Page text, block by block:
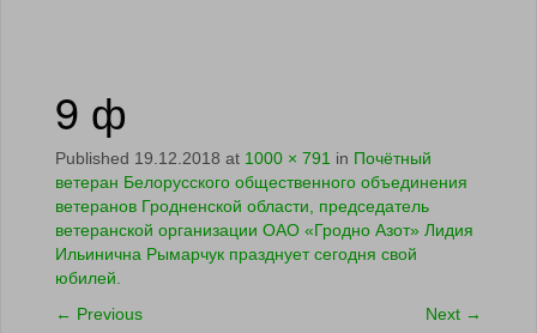
9 ф
Published 19.12.2018 at 1000 × 791 in Почётный
ветеран Белорусского общественного объединения
ветеранов Гродненской области, председатель
ветеранской организации ОАО «Гродно Азот» Лидия
Ильинична Рымарчук празднует сегодня свой
юбилей.
← Previous Next →